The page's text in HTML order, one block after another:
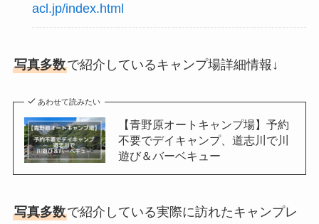
acl.jp/index.html
写真多数で紹介しているキャンプ場詳細情報↓
あわせて読みたい
【青野原オートキャンプ場】予約
不要でデイキャンプ、道志川で川
遊び＆バーベキュー
写真多数で紹介している実際に訪れたキャンプレ